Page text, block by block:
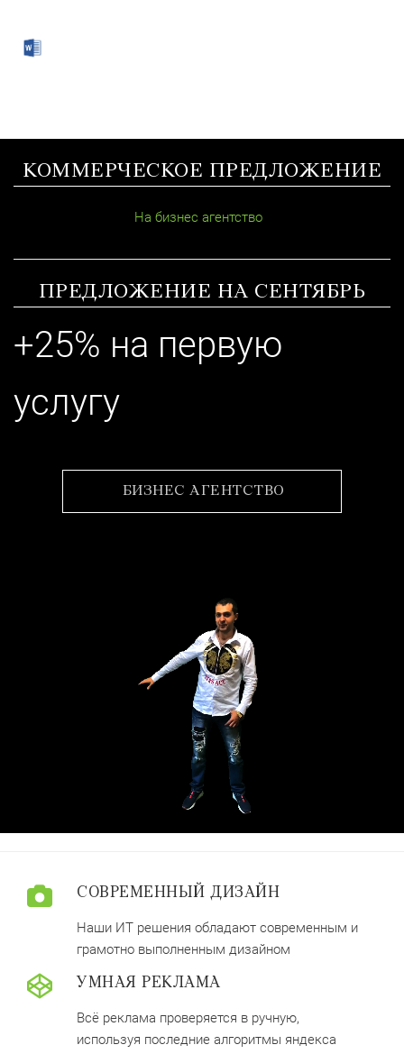
КОММЕРЧЕСКОЕ ПРЕДЛОЖЕНИЕ
На бизнес агентство
ПРЕДЛОЖЕНИЕ НА СЕНТЯБРЬ
+25% на первую
услугу
БИЗНЕС АГЕНТСТВО
СОВРЕМЕННЫЙ ДИЗАЙН
Наши ИТ решения обладают современным и
грамотно выполненным дизайном
УМНАЯ РЕКЛАМА
Всё реклама проверяется в ручную,
используя последние алгоритмы яндекса